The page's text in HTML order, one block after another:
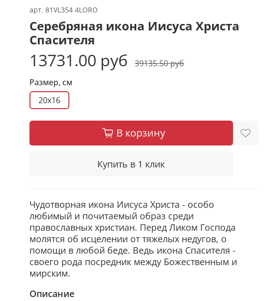
арт. 81VL354 4LORO
Серебряная икона Иисуса Христа
Спасителя
13731.00 руб
39135.50 руб
Размер, см
20x16
В корзину
Купить в 1 клик
Чудотворная икона Иисуса Христа - особо
любимый и почитаемый образ среди
православных христиан. Перед Ликом Господа
молятся об исцелении от тяжелых недугов, о
помощи в любой беде. Ведь икона Спасителя -
своего рода посредник между Божественным и
мирским.
Описание